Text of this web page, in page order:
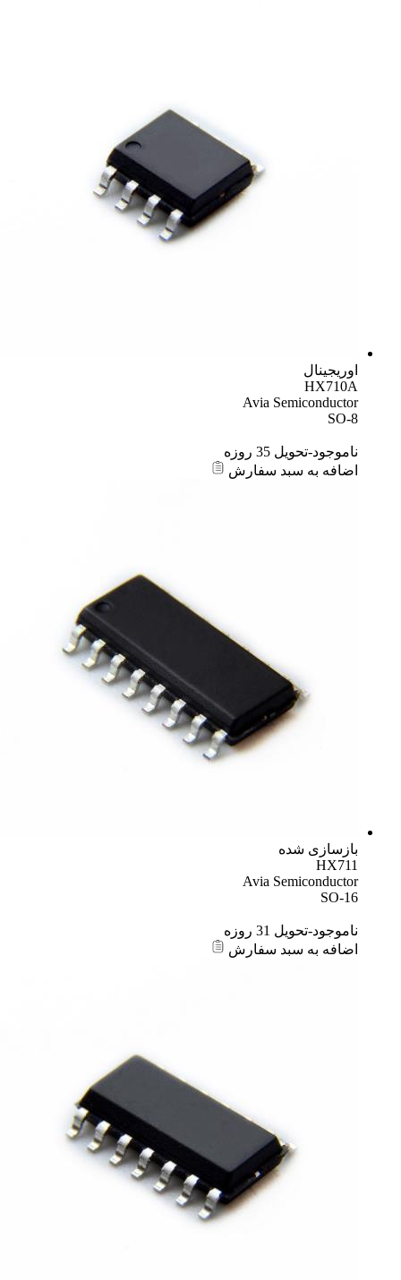
اوریجینال
HX710A
Avia Semiconductor
SO-8
ناموجود-تحویل 35 روزه
اضافه به سبد سفارش
بازسازی شده
HX711
Avia Semiconductor
SO-16
ناموجود-تحویل 31 روزه
اضافه به سبد سفارش